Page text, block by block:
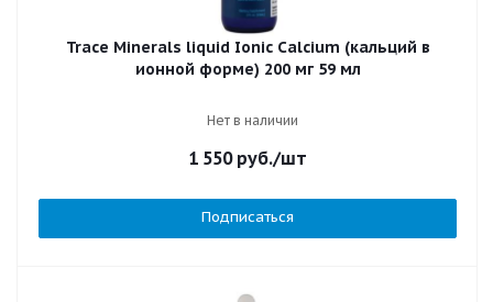
Trace Minerals liquid Ionic Calcium (кальций в
ионной форме) 200 мг 59 мл
Нет в наличии
1 550руб./шт
Подписаться